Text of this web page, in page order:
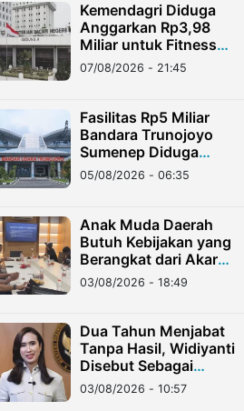
Kemendagri Diduga
Anggarkan Rp3,98
Miliar untuk Fitness
Center di Tengah
Seruan Efisiensi
07/08/2026 - 21:45
Fasilitas Rp5 Miliar
Bandara Trunojoyo
Sumenep Diduga
Hanya untuk Pejabat,
Warga Merasa
05/08/2026 - 06:35
Anak Muda Daerah
Butuh Kebijakan yang
Berangkat dari Akar
Rumput
03/08/2026 - 18:49
Dua Tahun Menjabat
Tanpa Hasil, Widiyanti
Disebut Sebagai
Menpar Paling Gagal
Sepanjang Sejarah
03/08/2026 - 10:57